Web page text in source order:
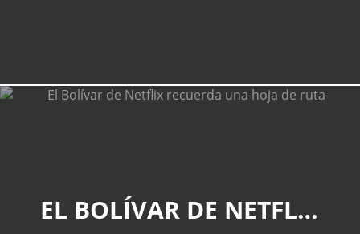
EL BOLÍVAR DE NETFLIX RECUERDA UNA HOJA DE RUTA